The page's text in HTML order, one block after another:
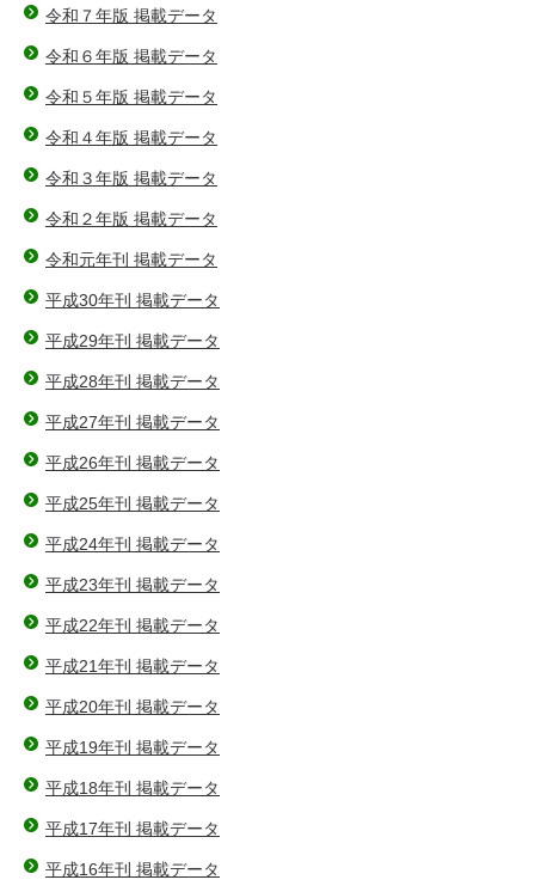
令和７年版 掲載データ
令和６年版 掲載データ
令和５年版 掲載データ
令和４年版 掲載データ
令和３年版 掲載データ
令和２年版 掲載データ
令和元年刊 掲載データ
平成30年刊 掲載データ
平成29年刊 掲載データ
平成28年刊 掲載データ
平成27年刊 掲載データ
平成26年刊 掲載データ
平成25年刊 掲載データ
平成24年刊 掲載データ
平成23年刊 掲載データ
平成22年刊 掲載データ
平成21年刊 掲載データ
平成20年刊 掲載データ
平成19年刊 掲載データ
平成18年刊 掲載データ
平成17年刊 掲載データ
平成16年刊 掲載データ